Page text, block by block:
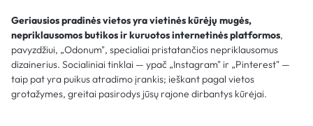
Geriausios pradinės vietos yra vietinės kūrėjų mugės,
nepriklausomos butikos ir kuruotos internetinės platformos,
pavyzdžiui, „Odonum", specialiai pristatančios nepriklausomus
dizainerius. Socialiniai tinklai — ypač „Instagram" ir „Pinterest" —
taip pat yra puikus atradimo įrankis; ieškant pagal vietos
grotažymes, greitai pasirodys jūsų rajone dirbantys kūrėjai.